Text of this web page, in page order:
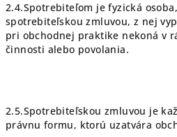
2.4.Spotrebiteľom je fyzická
spotrebiteľskou zmluvou, z nej
pri obchodnej praktike nekoná v
činnosti alebo povolania.
2.5.Spotrebiteľskou zmluvou je
právnu formu, ktorú uzatvára